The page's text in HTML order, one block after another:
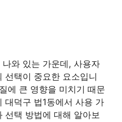
와 있는 가운데, 사용자
선택이 중요한 요소입니
에 큰 영향을 미치기 때문
대덕구 법1동에서 사용 가
선택 방법에 대해 알아보